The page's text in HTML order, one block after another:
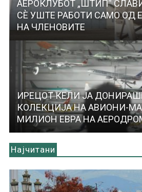
АЕРОКЛУБОТ „ШТИП“
СЀ УШТЕ РАБОТИ САМО ОД
НА ЧЛЕНОВИТЕ
ИРЕЦОТ КЕЛИ ЈА
КОЛЕКЦИЈА НА АВИОНИ-
МИЛИОН ЕВРА НА
Најчитани